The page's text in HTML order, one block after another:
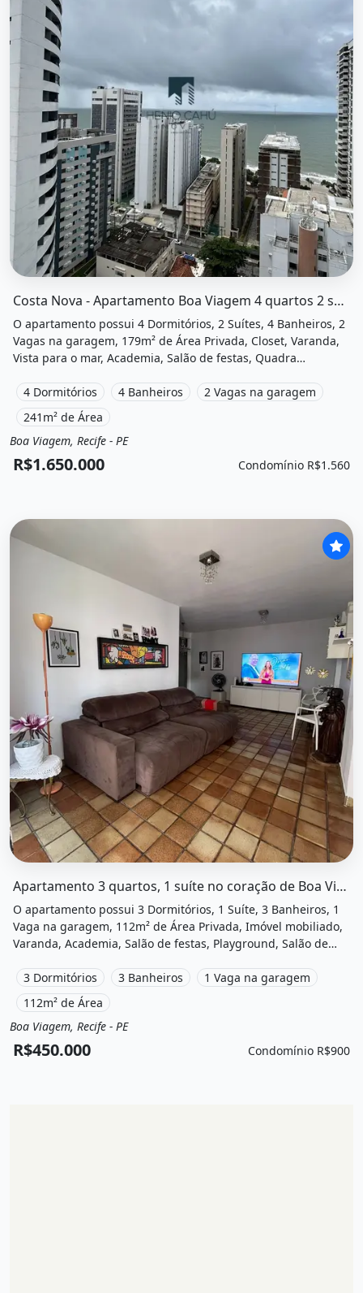
Costa Nova - Apartamento Boa Viagem 4 quartos 2 suítes
O apartamento possui 4 Dormitórios, 2 Suítes, 4 Banheiros, 2
Vagas na garagem, 179m² de Área Privada, Closet, Varanda,
Vista para o mar, Academia, Salão de festas, Quadra
Desembargador João Paes, Recife, Pe à venda por
R$1.650.000 e Condomínio por R$1.560 /Mês.
4 Dormitórios 4 Banheiros
2 Vagas na garagem
241m² de Área
Venda
Apartamento
Boa Viagem, Recife - PE
R$1.650.000 Condomínio R$1.560
Apartamento 3 quartos, 1 suíte no coração de Boa Viagem
O apartamento possui 3 Dormitórios, 1 Suíte, 3 Banheiros, 1
Vaga na garagem, 112m² de Área Privada, Imóvel mobiliado,
Varanda, Academia, Salão de festas, Playground, Salão de
Recife, Pe à venda por R$450.000 e Condomínio por R$900
/Mês.
3 Dormitórios 3 Banheiros
1 Vaga na garagem
112m² de Área
Venda
Apartamento
Boa Viagem, Recife - PE
R$450.000 Condomínio R$900